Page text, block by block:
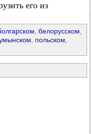
его из
белорусском
польском